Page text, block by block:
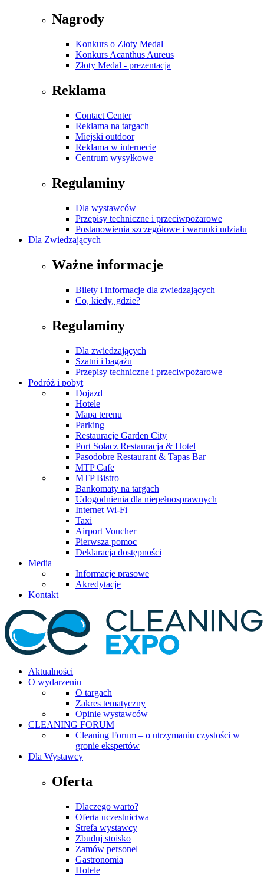
Nagrody
Konkurs o Złoty Medal
Konkurs Acanthus Aureus
Złoty Medal - prezentacja
Reklama
Contact Center
Reklama na targach
Miejski outdoor
Reklama w internecie
Centrum wysyłkowe
Regulaminy
Dla wystawców
Przepisy techniczne i przeciwpożarowe
Postanowienia szczegółowe i warunki udziału
Dla Zwiedzających
Ważne informacje
Bilety i informacje dla zwiedzających
Co, kiedy, gdzie?
Regulaminy
Dla zwiedzających
Szatni i bagażu
Przepisy techniczne i przeciwpożarowe
Podróż i pobyt
Dojazd
Hotele
Mapa terenu
Parking
Restauracje Garden City
Port Sołacz Restauracja & Hotel
Pasodobre Restaurant & Tapas Bar
MTP Cafe
MTP Bistro
Bankomaty na targach
Udogodnienia dla niepełnosprawnych
Internet Wi-Fi
Taxi
Airport Voucher
Pierwsza pomoc
Deklaracja dostępności
Media
Informacje prasowe
Akredytacje
Kontakt
Aktualności
O wydarzeniu
O targach
Zakres tematyczny
Opinie wystawców
CLEANING FORUM
Cleaning Forum – o utrzymaniu czystości w
gronie ekspertów
Dla Wystawcy
Oferta
Dlaczego warto?
Oferta uczestnictwa
Strefa wystawcy
Zbuduj stoisko
Zamów personel
Gastronomia
Hotele